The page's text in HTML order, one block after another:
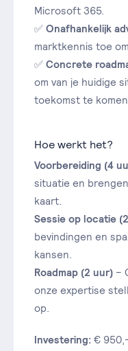
Microsoft 365.
✅ Onafhankelijk
marktkennis toe
✅ Concrete
om van je huidige
toekomst te
Hoe werkt het?
Voorbereiding (4
situatie en
kaart.
Sessie op locatie
bevindingen en
kansen.
Roadmap (2 uur) –
onze expertise
op.
Investering: €